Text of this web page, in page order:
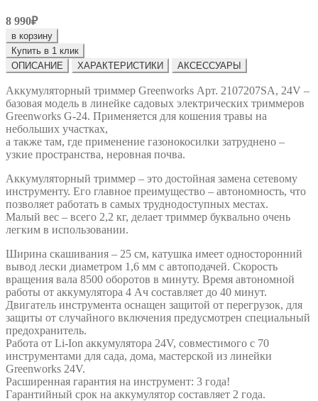
8 990₽
в корзину
Купить в 1 клик
ОПИСАНИЕ
ХАРАКТЕРИСТИКИ АКСЕССУАРЫ
Аккумуляторный триммер Greenworks Арт. 2107207SA, 24V –
базовая модель в линейке садовых электрических триммеров
Greenworks G-24. Применяется для кошения травы на
небольших участках,
а также там, где применение газонокосилки затруднено –
узкие пространства, неровная почва.
Аккумуляторный триммер – это достойная замена сетевому
инструменту. Его главное преимущество – автономность, что
позволяет работать в самых труднодоступных местах.
Малый вес – всего 2,2 кг, делает триммер буквально очень
легким в использовании.
Ширина скашивания – 25 см, катушка имеет односторонний
вывод лески диаметром 1,6 мм с автоподачей. Скорость
вращения вала 8500 оборотов в минуту. Время автономной
работы от аккумулятора 4 Ач составляет до 40 минут.
Двигатель инструмента оснащен защитой от перегрузок, для
защиты от случайного включения предусмотрен специальный
предохранитель.
Работа от Li-Ion аккумулятора 24V, совместимого с 70
инструментами для сада, дома, мастерской из линейки
Greenworks 24V.
Расширенная гарантия на инструмент: 3 года!
Гарантийный срок на аккумулятор составляет 2 года.